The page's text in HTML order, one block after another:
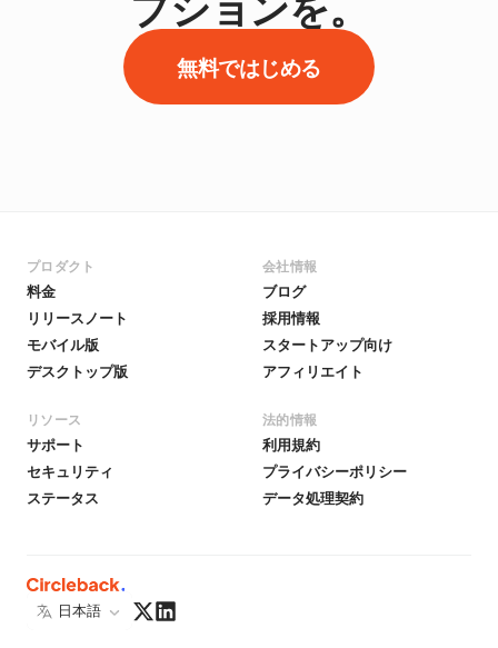
無料ではじめる
プロダクト
料金
リリースノート
モバイル版
デスクトップ版
会社情報
ブログ
採用情報
スタートアップ向け
アフィリエイト
リソース
サポート
セキュリティ
ステータス
法的情報
利用規約
プライバシーポリシー
データ処理契約
日本語